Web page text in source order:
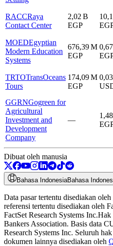
RACCRaya
Contact Center
2,02 B
EGP
MOEDEgyptian
Modern Education
Systems
676,39 M
EGP
TRTOTransOceans
Tours
174,09 M
EGP
GGRNGogreen for
Agricultural
Investment and
Development
Company
—
1,48
Dibuat oleh manusia
Bahasa IndonesiaBahasa
Data pasar tertentu disediakan oleh
referensi tertentu disediakan oleh
FactSet Research Systems Inc.Hak
Bankers Association. Basis data
Research Systems Inc. Seluruh
dokumen lainnya disediakan oleh